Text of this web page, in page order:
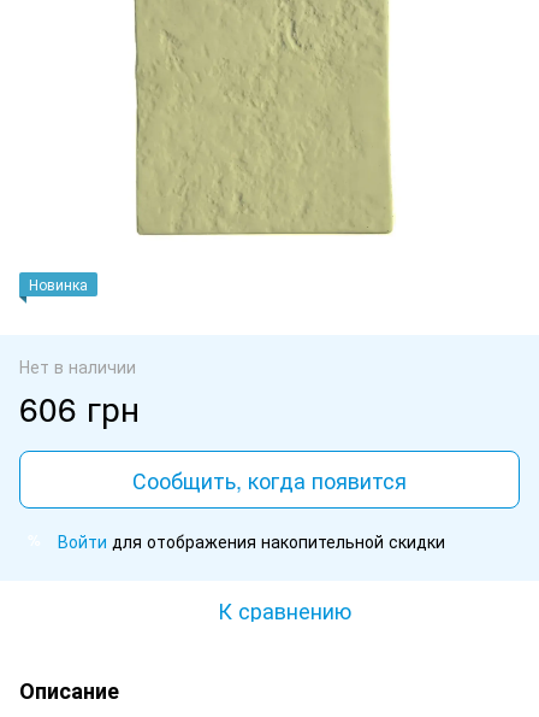
Новинка
Нет в наличии
606 грн
Сообщить, когда появится
Войти для отображения накопительной скидки
К сравнению
Описание